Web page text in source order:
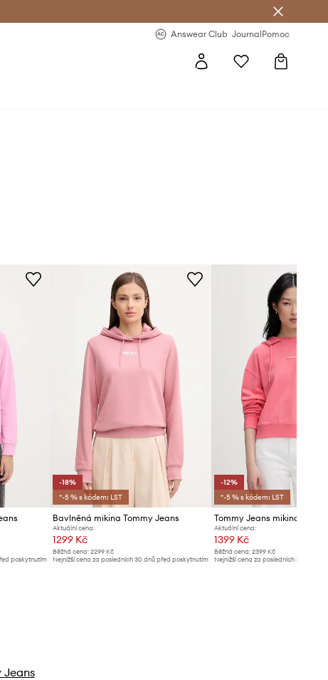
Answear Club JournalPomoc
poskytnutím
-18%
*-5 % s kódem: LST
Bavlněná mikina Tommy Jeans
Aktuální cena:
1299 Kč
Běžná cena:2299 Kč
Nejnižší cena za posledních 30 dnů před poskytnutím
-12%
*-5 % s kódem: LST
Aktuální cena:
1399 Kč
Běžná cena: 2399 Kč
Nejnižší cena za posledních 30 dnů
Jeans